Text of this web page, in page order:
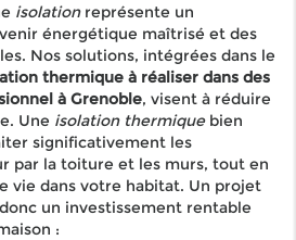
isolationreprésente un
énergétique maîtrisé et des
Nos solutions, intégrées dans le
thermique à réaliser dans des
à Grenoble, visent à réduire
Une isolation thermiquebien
significativement les
par la toiture et les murs, tout en
vie dans votre habitat. Un projet
un investissement rentable
: